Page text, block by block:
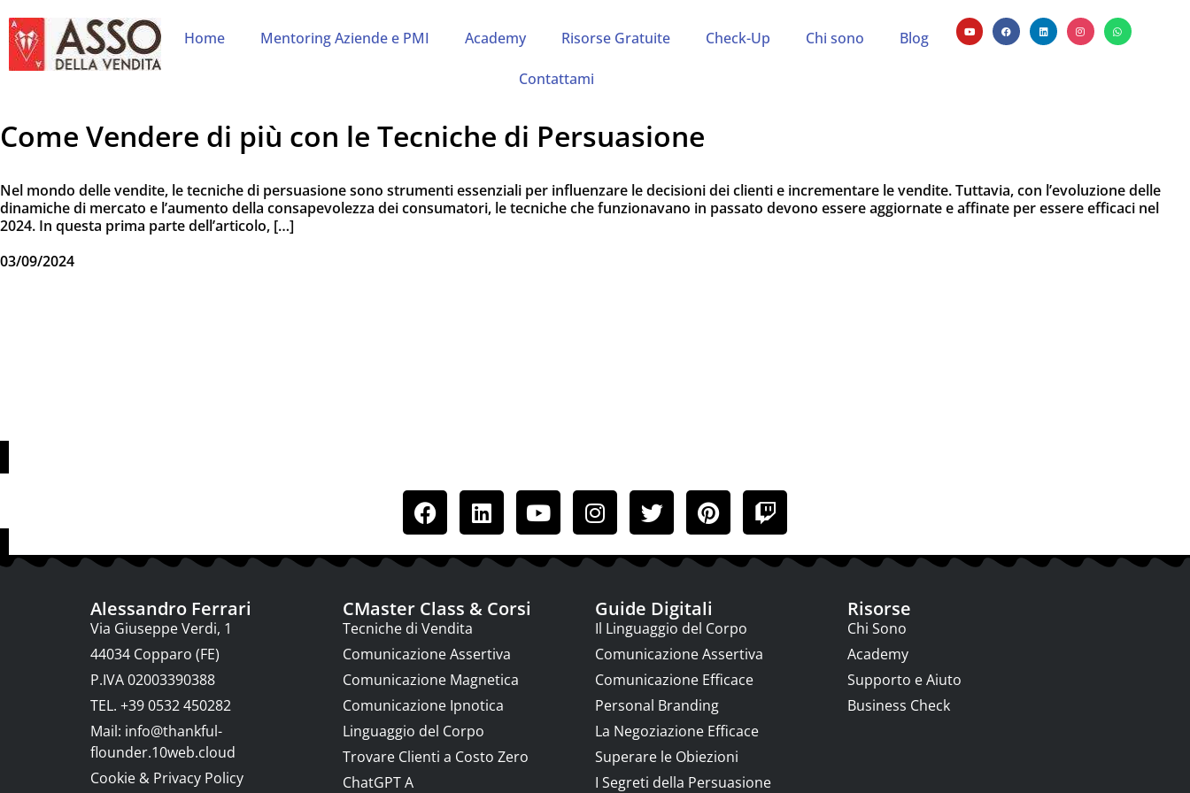
Home Mentoring Aziende e PMI Academy Risorse Gratuite Check-Up Chi sono Blog
Contattami
Come Vendere di più con le Tecniche di Persuasione
Nel mondo delle vendite, le tecniche di persuasione sono strumenti essenziali per influenzare le decisioni dei clienti e incrementare le vendite. Tuttavia, con l’evoluzione delle
dinamiche di mercato e l’aumento della consapevolezza dei consumatori, le tecniche che funzionavano in passato devono essere aggiornate e affinate per essere efficaci nel
2024. In questa prima parte dell’articolo, […]
03/09/2024
Alessandro Ferrari
Via Giuseppe Verdi, 1
44034 Copparo (FE)
P.IVA 02003390388
TEL. +39 0532 450282
Mail: info@thankful-
flounder.10web.cloud
Cookie & Privacy Policy
CMaster Class & Corsi
Tecniche di Vendita
Comunicazione Assertiva
Comunicazione Magnetica
Comunicazione Ipnotica
Linguaggio del Corpo
Trovare Clienti a Costo Zero
ChatGPT A
Guide Digitali
Il Linguaggio del Corpo
Comunicazione Assertiva
Comunicazione Efficace
Personal Branding
La Negoziazione Efficace
Superare le Obiezioni
I Segreti della Persuasione
Risorse
Chi Sono
Academy
Supporto e Aiuto
Business Check